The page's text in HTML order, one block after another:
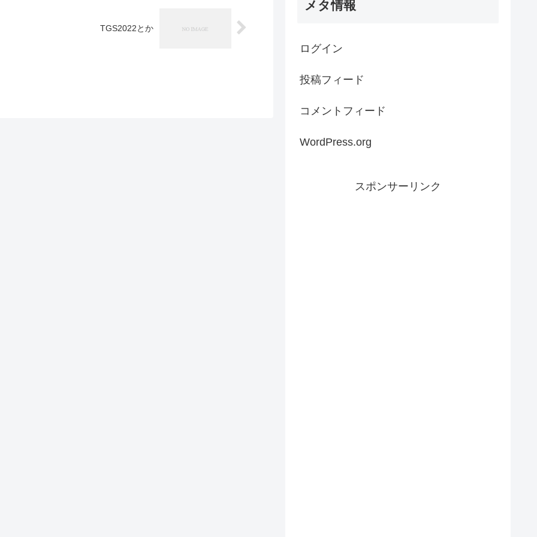
TGS2022とか
メタ情報
ログイン
投稿フィード
コメントフィード
WordPress.org
スポンサーリンク